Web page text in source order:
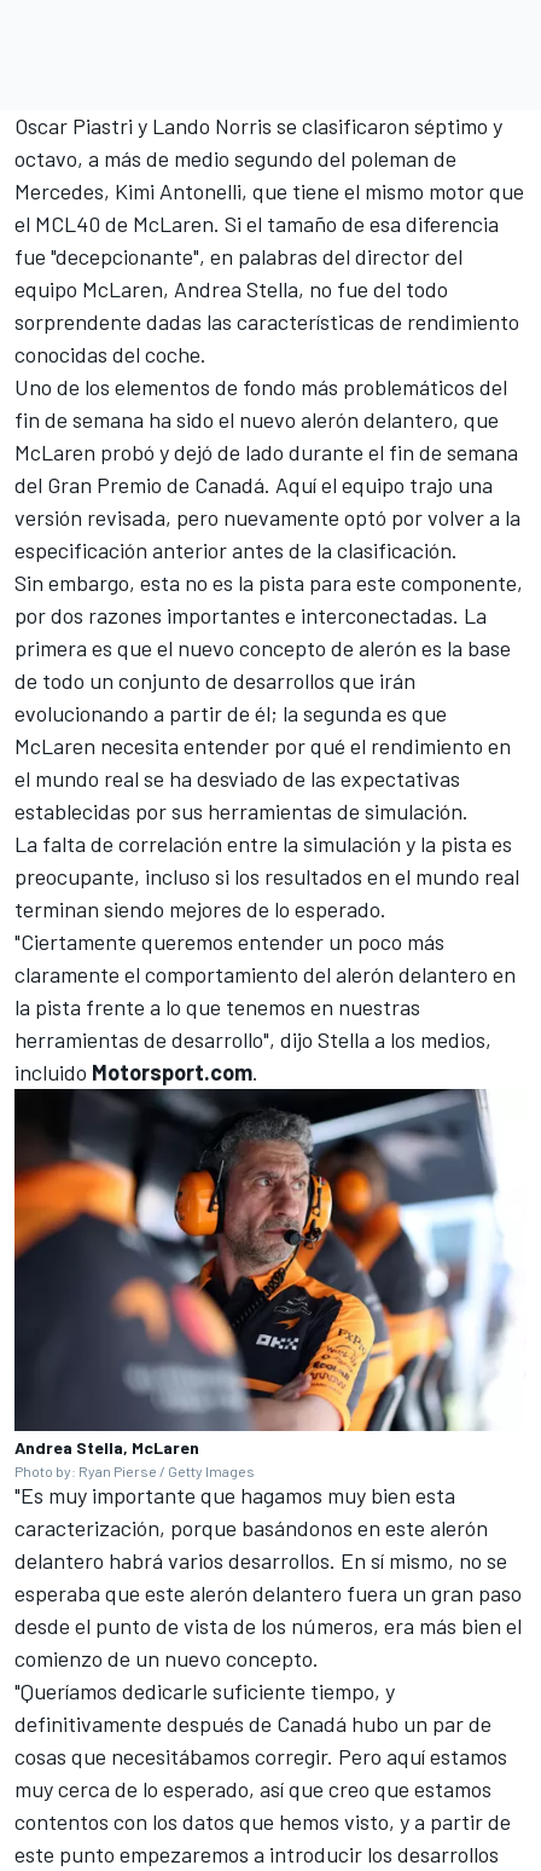
Oscar Piastri y Lando Norris se clasificaron séptimo y
octavo, a más de medio segundo del poleman de
Mercedes, Kimi Antonelli, que tiene el mismo motor que
el MCL40 de McLaren. Si el tamaño de esa diferencia
fue "decepcionante", en palabras del director del
equipo McLaren, Andrea Stella, no fue del todo
sorprendente dadas las características de rendimiento
conocidas del coche.
Uno de los elementos de fondo más problemáticos del
fin de semana ha sido el nuevo alerón delantero, que
McLaren probó y dejó de lado durante el fin de semana
del Gran Premio de Canadá. Aquí el equipo trajo una
versión revisada, pero nuevamente optó por volver a la
especificación anterior antes de la clasificación.
Sin embargo, esta no es la pista para este componente,
por dos razones importantes e interconectadas. La
primera es que el nuevo concepto de alerón es la base
de todo un conjunto de desarrollos que irán
evolucionando a partir de él; la segunda es que
McLaren necesita entender por qué el rendimiento en
el mundo real se ha desviado de las expectativas
establecidas por sus herramientas de simulación.
La falta de correlación entre la simulación y la pista es
preocupante, incluso si los resultados en el mundo real
terminan siendo mejores de lo esperado.
"Ciertamente queremos entender un poco más
claramente el comportamiento del alerón delantero en
la pista frente a lo que tenemos en nuestras
herramientas de desarrollo", dijo Stella a los medios,
incluido Motorsport.com.
Andrea Stella, McLaren
Photo by: Ryan Pierse / Getty Images
"Es muy importante que hagamos muy bien esta
caracterización, porque basándonos en este alerón
delantero habrá varios desarrollos. En sí mismo, no se
esperaba que este alerón delantero fuera un gran paso
desde el punto de vista de los números, era más bien el
comienzo de un nuevo concepto.
"Queríamos dedicarle suficiente tiempo, y
definitivamente después de Canadá hubo un par de
cosas que necesitábamos corregir. Pero aquí estamos
muy cerca de lo esperado, así que creo que estamos
contentos con los datos que hemos visto, y a partir de
este punto empezaremos a introducir los desarrollos